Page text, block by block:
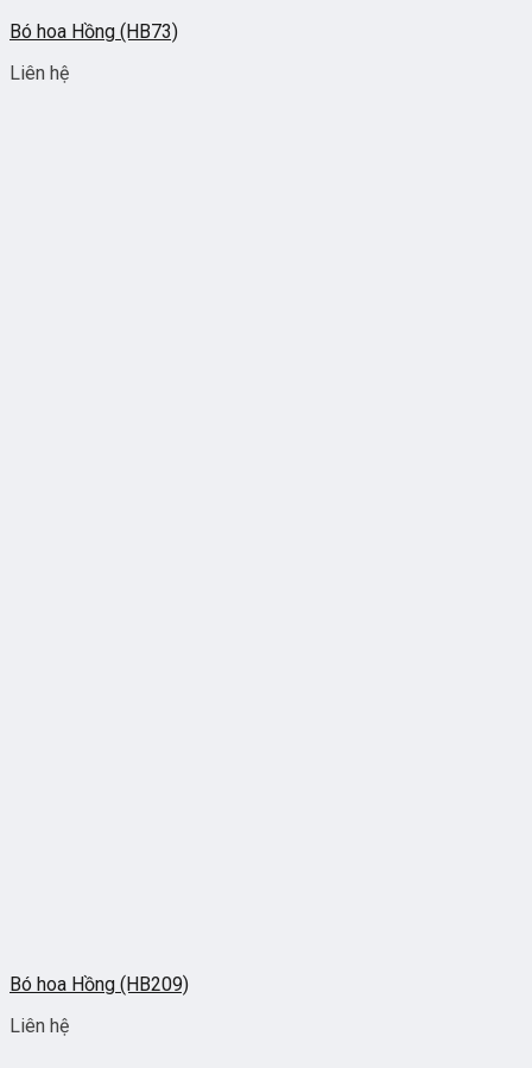
Bó hoa Hồng (HB73)
Liên hệ
Bó hoa Hồng (HB209)
Liên hệ